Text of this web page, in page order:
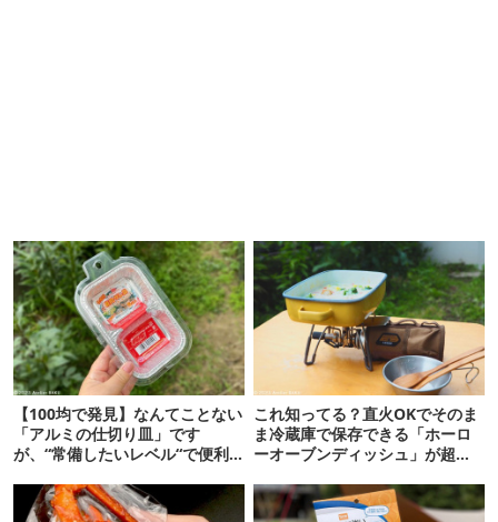
【100均で発見】なんてことない
「アルミの仕切り皿」です
が、“常備したいレベル“で便利
これ知ってる？直火OKでそのま
ま冷蔵庫で保存できる「ホーロ
ーオーブンディッシュ」が超便